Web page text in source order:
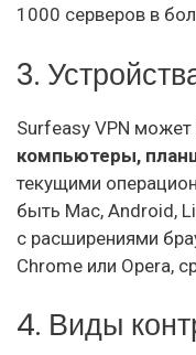
1000 серверов в
3.
Surfeasy VPN
компьютеры,
текущими
быть Mac, Android,
с расширениями
Chrome или Opera,
4. Виды